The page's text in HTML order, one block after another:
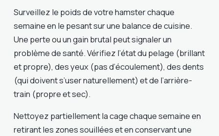
Surveillez le poids de votre hamster chaque
semaine en le pesant sur une balance de cuisine.
Une perte ou un gain brutal peut signaler un
problème de santé. Vérifiez l’état du pelage (brillant
et propre), des yeux (pas d’écoulement), des dents
(qui doivent s’user naturellement) et de l’arrière-
train (propre et sec).
Nettoyez partiellement la cage chaque semaine en
retirant les zones souillées et en conservant une